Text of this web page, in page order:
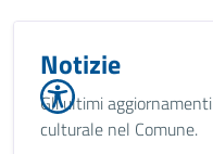
Notizie
Gli ultimi
culturale nel Comune.